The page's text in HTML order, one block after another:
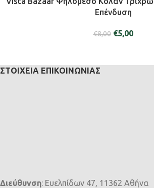
Επένδυση
€8,00 €5,00
ΣΤΟΙΧΕΊΑ ΕΠΙΚΟΙΝΩΝΊΑΣ
Διεύθυνση: Ευελπίδων 47, 11362 Αθήνα